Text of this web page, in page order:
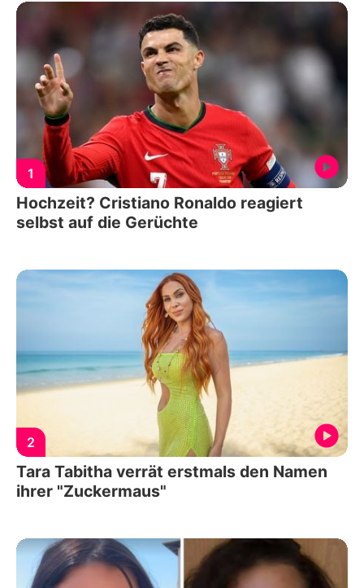
1
Hochzeit? Cristiano Ronaldo reagiert
selbst auf die Gerüchte
2
Tara Tabitha verrät erstmals den Namen
ihrer "Zuckermaus"